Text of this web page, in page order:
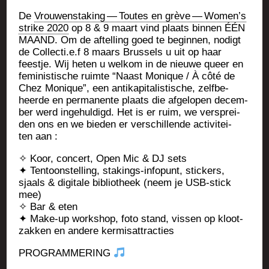
DeVrou­wens­ta­king — Toutes en grève — Women’s
strike 2020 op 8 & 9 maart vind plaats bin­nen ÉÉN
MAAND. Om de aftel­ling goed te begin­nen, nodigt
de Collecti.e.f 8 maars Brus­sels u uit op haar
feestje. Wij heten u wel­kom in de nieuwe queer en
femi­nis­tische ruimte “Naast Monique / À côté de
Chez Monique”, een anti­ka­pi­ta­lis­tische, zelf­be­
heerde en per­ma­nente plaats die afge­lo­pen decem­
ber werd inge­hul­digd. Het is er ruim, we vers­prei­
den ons en we bie­den er ver­schil­lende acti­vi­tei­
ten aan :
✧ Koor, concert, Open Mic & DJ sets
✦ Ten­toons­tel­ling, sta­kings-info­punt, sti­ckers,
sjaals & digi­tale biblio­theek (neem je USB-stick
mee)
✧ Bar & eten
✦ Make-up work­shop, foto stand, vis­sen op kloot­
zak­ken en andere kermisattracties
PROGRAMMERING